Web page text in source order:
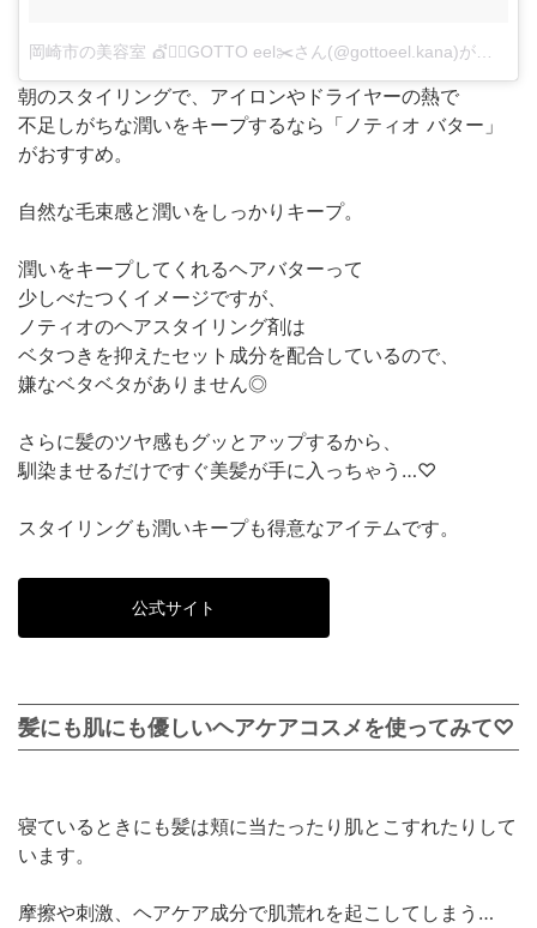
岡崎市の美容室 💇💇‍♂️GOTTO eel✂️さん(@gottoeel.kana)がシェアした投稿
朝のスタイリングで、アイロンやドライヤーの熱で
不足しがちな潤いをキープするなら「ノティオ バター」
がおすすめ。
自然な毛束感と潤いをしっかりキープ。
潤いをキープしてくれるヘアバターって
少しべたつくイメージですが、
ノティオのヘアスタイリング剤は
ベタつきを抑えたセット成分を配合しているので、
嫌なベタベタがありません◎
さらに髪のツヤ感もグッとアップするから、
馴染ませるだけですぐ美髪が手に入っちゃう…♡
スタイリングも潤いキープも得意なアイテムです。
公式サイト
髪にも肌にも優しいヘアケアコスメを使ってみて♡
寝ているときにも髪は頬に当たったり肌とこすれたりして
います。
摩擦や刺激、ヘアケア成分で肌荒れを起こしてしまう…